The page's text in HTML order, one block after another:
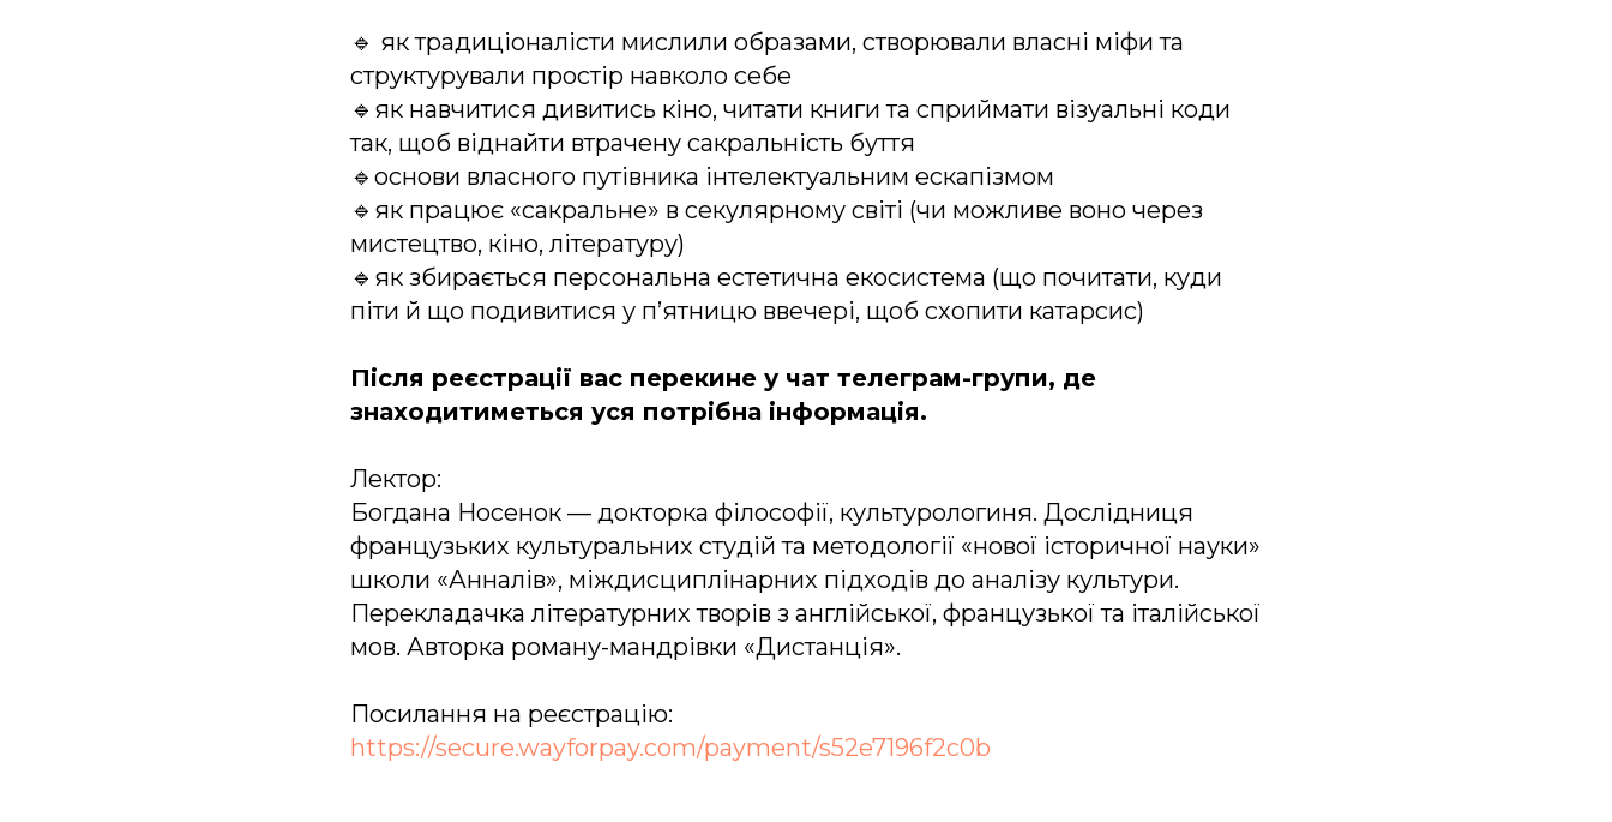
🔹 як традиціоналісти мислили образами, створювали власні міфи та
структурували простір навколо себе
🔹як навчитися дивитись кіно, читати книги та сприймати візуальні коди
так, щоб віднайти втрачену сакральність буття
🔹основи власного путівника інтелектуальним ескапізмом
🔹як працює «сакральне» в секулярному світі (чи можливе воно через
мистецтво, кіно, літературу)
🔹як збирається персональна естетична екосистема (що почитати, куди
піти й що подивитися у п’ятницю ввечері, щоб схопити катарсис)
Після реєстрації вас перекине у чат телеграм-групи, де
знаходитиметься уся потрібна інформація.
Лектор:
Богдана Носенок — докторка філософії, культурологиня. Дослідниця
французьких культуральних студій та методології «нової історичної науки»
школи «Анналів», міждисциплінарних підходів до аналізу культури.
Перекладачка літературних творів з англійської, французької та італійської
мов. Авторка роману-мандрівки «Дистанція».
Посилання на реєстрацію:
https://secure.wayforpay.com/payment/s52e7196f2c0b